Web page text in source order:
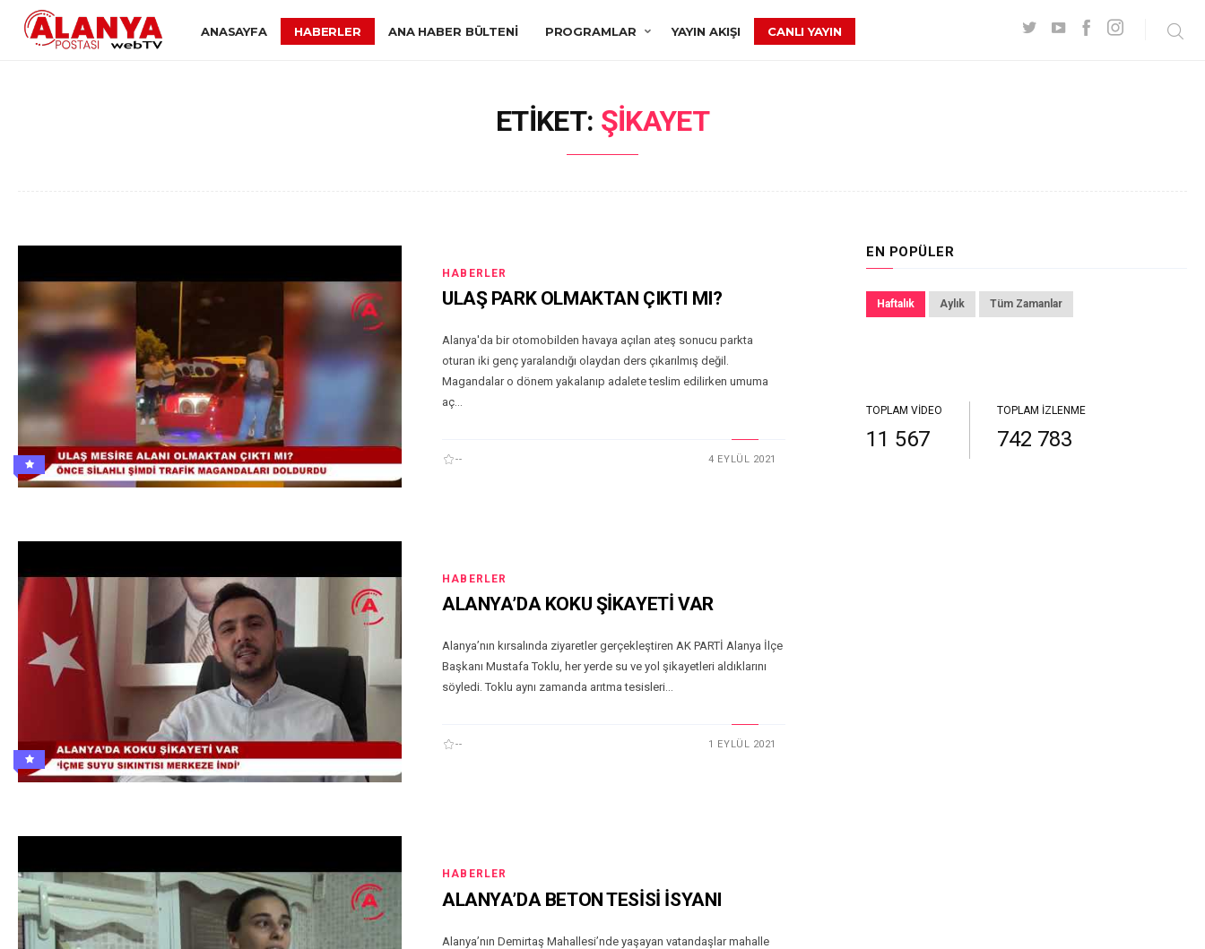
ANASAYFA HABERLER ANA HABER BÜLTENI PROGRAMLAR YAYIN AKIŞI CANLI YAYIN
ETIKET: ŞIKAYET
HABERLER
ULAŞ PARK OLMAKTAN ÇIKTI MI?
Alanya'da bir otomobilden havaya açılan ateş sonucu parkta
oturan iki genç yaralandığı olaydan ders çıkarılmış değil.
Magandalar o dönem yakalanıp adalete teslim edilirken umuma
aç...
-- 4 EYLÜL 2021
HABERLER
ALANYA’DA KOKU ŞİKAYETİ VAR
Alanya’nın kırsalında ziyaretler gerçekleştiren AK PARTİ Alanya İlçe
Başkanı Mustafa Toklu, her yerde su ve yol şikayetleri aldıklarını
söyledi. Toklu aynı zamanda arıtma tesisleri...
-- 1 EYLÜL 2021
HABERLER
ALANYA’DA BETON TESİSİ İSYANI
Alanya’nın Demirtaş Mahallesi’nde yaşayan vatandaşlar mahalle
EN POPÜLER
Haftalık Aylık Tüm Zamanlar
TOPLAM VIDEO
11 567
TOPLAM İZLENME
742 783